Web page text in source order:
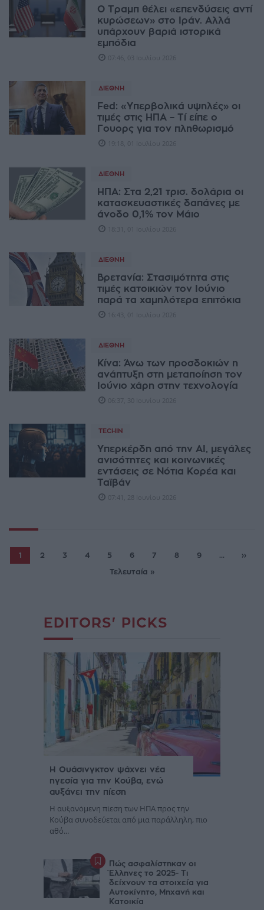
Ο Τραμπ θέλει «επενδύσεις αντί
κυρώσεων» στο Ιράν. Αλλά
υπάρχουν βαριά ιστορικά
εμπόδια
07:46, 03 Ιουλίου 2026
ΔΙΕΘΝΉ
Fed: «Υπερβολικά υψηλές» οι
τιμές στις ΗΠΑ – Τί είπε ο
Γουορς για τον πληθωρισμό
19:18, 01 Ιουλίου 2026
ΔΙΕΘΝΉ
ΗΠΑ: Στα 2,21 τρισ. δολάρια οι
κατασκευαστικές δαπάνες με
άνοδο 0,1% τον Μάιο
18:31, 01 Ιουλίου 2026
ΔΙΕΘΝΉ
Βρετανία: Στασιμότητα στις
τιμές κατοικιών τον Ιούνιο
παρά τα χαμηλότερα επιτόκια
16:43, 01 Ιουλίου 2026
ΔΙΕΘΝΉ
Κίνα: Άνω των προσδοκιών η
ανάπτυξη στη μεταποίηση τον
Ιούνιο χάρη στην τεχνολογία
06:37, 30 Ιουνίου 2026
TECHIN
Υπερκέρδη από την AI, μεγάλες
ανισότητες και κοινωνικές
εντάσεις σε Νότια Κορέα και
Ταϊβάν
07:41, 28 Ιουνίου 2026
1 2 3 4 5 6 7 8 9 ... ››
Τελευταία »
EDITORS' PICKS
Η Ουάσινγκτον ψάχνει νέα
ηγεσία για την Κούβα, ενώ
αυξάνει την πίεση
Η αυξανόμενη πίεση των ΗΠΑ προς την
Κούβα συνοδεύεται από μια παράλληλη, πιο
αθό...
Πώς ασφαλίστηκαν οι
Έλληνες το 2025- Τι
δείχνουν τα στοιχεία για
Αυτοκίνητο, Μηχανή και
Κατοικία